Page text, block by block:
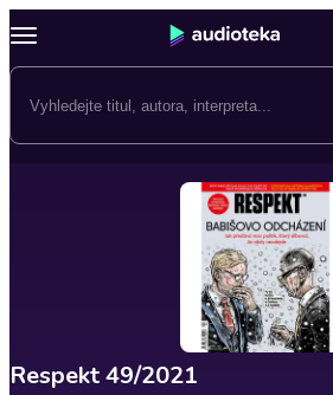
Respekt 49/2021